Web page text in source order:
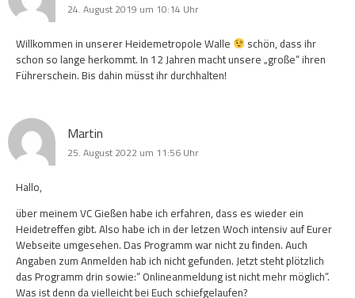
24. August 2019 um 10:14 Uhr
Willkommen in unserer Heidemetropole Walle
schön, dass ihr
schon so lange herkommt. In 12 Jahren macht unsere „große“ ihren
Führerschein. Bis dahin müsst ihr durchhalten!
Martin
25. August 2022 um 11:56 Uhr
Hallo,
über meinem VC Gießen habe ich erfahren, dass es wieder ein
Heidetreffen gibt. Also habe ich in der letzen Woch intensiv auf Eurer
Webseite umgesehen. Das Programm war nicht zu finden. Auch
Angaben zum Anmelden hab ich nicht gefunden. Jetzt steht plötzlich
das Programm drin sowie:“ Onlineanmeldung ist nicht mehr möglich“.
Was ist denn da vielleicht bei Euch schiefgelaufen?